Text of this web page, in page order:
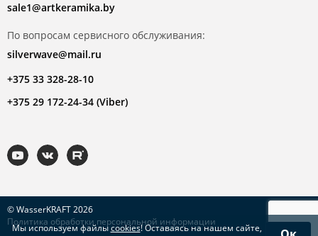
Мы используем файлыcookies! Оставаясь на нашем сайте,
sale1@artkeramika.by
По вопросам сервисного обслуживания:
silverwave@mail.ru
+375 33 328-28-10
+375 29 172-24-34 (Viber)
© WasserKRAFT 2026
Политика обработки персональной информации